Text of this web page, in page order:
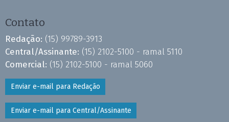
Contato
Redação: (15) 99789-3913
Central/Assinante: (15) 2102-5100 - ramal 5110
Comercial: (15) 2102-5100 - ramal 5060
Enviar e-mail para Redação
Enviar e-mail para Central/Assinante